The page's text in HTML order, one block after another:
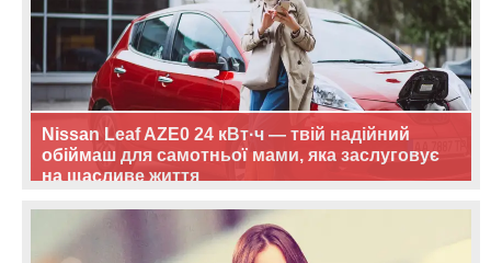
Nissan Leaf AZE0 24 кВт·ч — твій надійний
обіймаш для самотньої мами, яка заслуговує
на щасливе життя